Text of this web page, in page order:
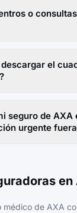
o
el
seguro de AXA
urgente
en
médico de AXA